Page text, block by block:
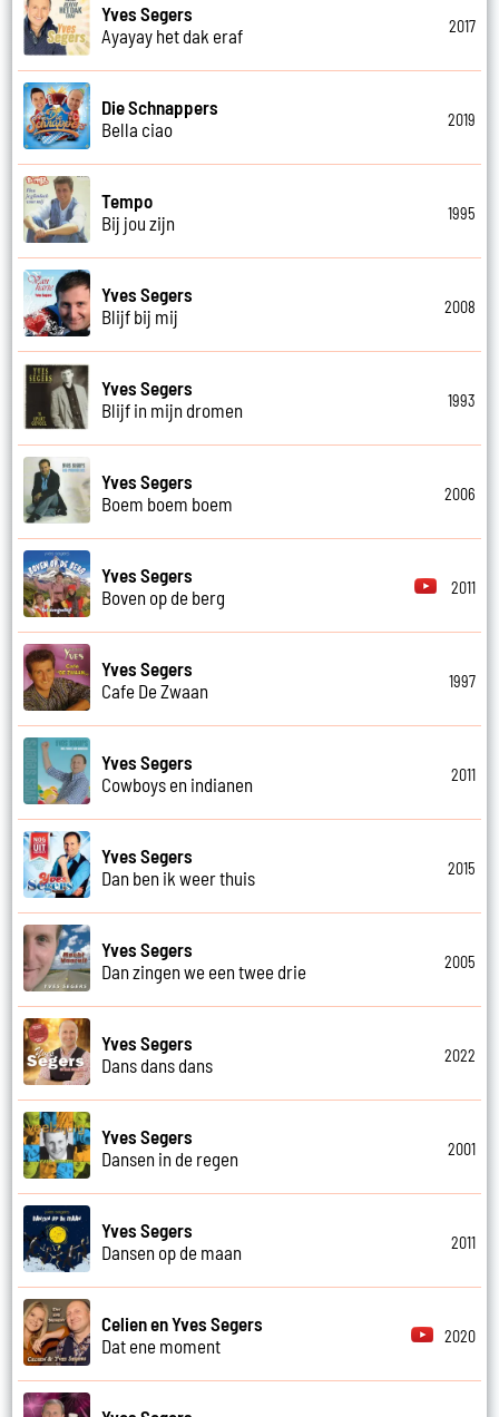
Yves Segers
Ayayay het dak eraf
2017
Die Schnappers
Bella ciao
2019
Tempo
Bij jou zijn
1995
Yves Segers
Blijf bij mij
2008
Yves Segers
Blijf in mijn dromen
1993
Yves Segers
Boem boem boem
2006
Yves Segers
Boven op de berg
2011
Yves Segers
Cafe De Zwaan
1997
Yves Segers
Cowboys en indianen
2011
Yves Segers
Dan ben ik weer thuis
2015
Yves Segers
Dan zingen we een twee drie
2005
Yves Segers
Dans dans dans
2022
Yves Segers
Dansen in de regen
2001
Yves Segers
Dansen op de maan
2011
Celien en Yves Segers
Dat ene moment
2020